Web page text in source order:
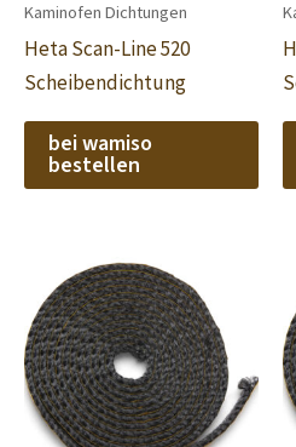
Kaminofen Dichtungen
Heta Scan-Line 520
Scheibendichtung
bei wamiso
bestellen